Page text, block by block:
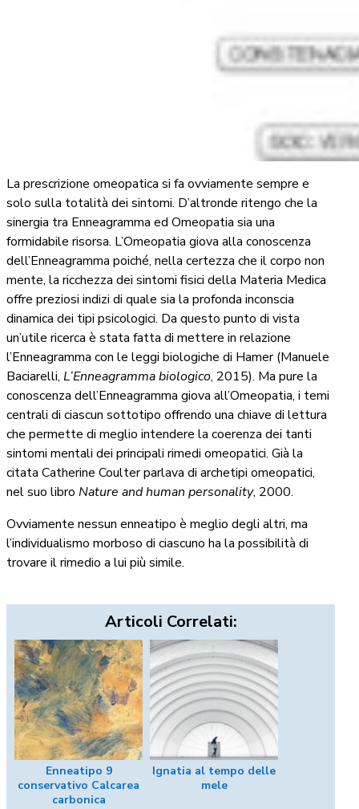
La prescrizione omeopatica si fa ovviamente sempre e
solo sulla totalità dei sintomi. D’altronde ritengo che la
sinergia tra Enneagramma ed Omeopatia sia una
formidabile risorsa. L’Omeopatia giova alla conoscenza
dell’Enneagramma poiché, nella certezza che il corpo non
mente, la ricchezza dei sintomi fisici della Materia Medica
offre preziosi indizi di quale sia la profonda inconscia
dinamica dei tipi psicologici. Da questo punto di vista
un’utile ricerca è stata fatta di mettere in relazione
l’Enneagramma con le leggi biologiche di Hamer (Manuele
Baciarelli, L’Enneagramma biologico, 2015). Ma pure la
conoscenza dell’Enneagramma giova all’Omeopatia, i temi
centrali di ciascun sottotipo offrendo una chiave di lettura
che permette di meglio intendere la coerenza dei tanti
sintomi mentali dei principali rimedi omeopatici. Già la
citata Catherine Coulter parlava di archetipi omeopatici,
nel suo libro Nature and human personality, 2000.
Ovviamente nessun enneatipo è meglio degli altri, ma
l’individualismo morboso di ciascuno ha la possibilità di
trovare il rimedio a lui più simile.
Articoli Correlati:
Enneatipo 9
conservativo Calcarea
carbonica
Ignatia al tempo delle
mele